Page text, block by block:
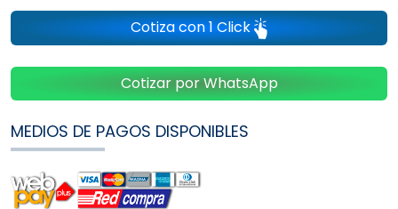
Cotiza con 1 Click
Cotizar por WhatsApp
MEDIOS DE PAGOS DISPONIBLES